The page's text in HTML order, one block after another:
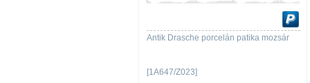
Antik Drasche porcelán patika mozsár
[1A647/Z023]